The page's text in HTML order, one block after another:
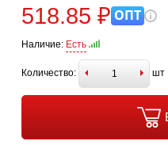
518.85 ₽ ОПТ
Наличие: Есть
Количество: шт